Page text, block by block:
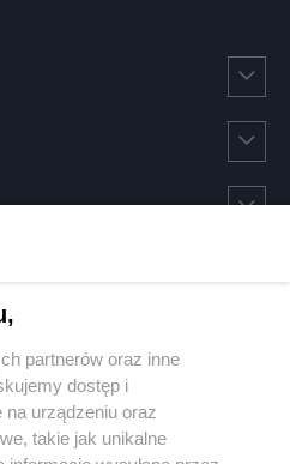
partnerów oraz inne
dostęp i
urządzeniu oraz
takie jak unikalne